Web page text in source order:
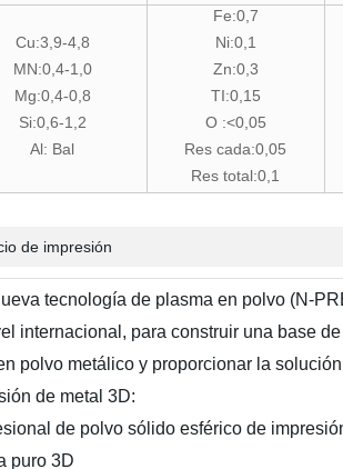
Cu:3,9-4,8
MN:0,4-1,0
Mg:0,4-0,8
Si:0,6-1,2
Al: Bal
Fe:0,7
Ni:0,1
Zn:0,3
TI:0,15
O :<0,05
Res cada:0,05
Res total:0,1
de impresión
tecnología de plasma en polvo (N-
internacional, para construir una base de
polvo metálico y proporcionar la solución
de metal 3D:
de polvo sólido esférico de
puro 3D